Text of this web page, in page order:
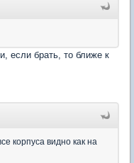
если брать, то ближе к
корпуса видно как на